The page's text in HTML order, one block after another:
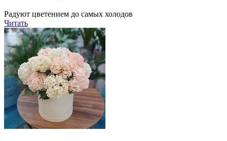
Радуют цветением до самых холодов
Читать